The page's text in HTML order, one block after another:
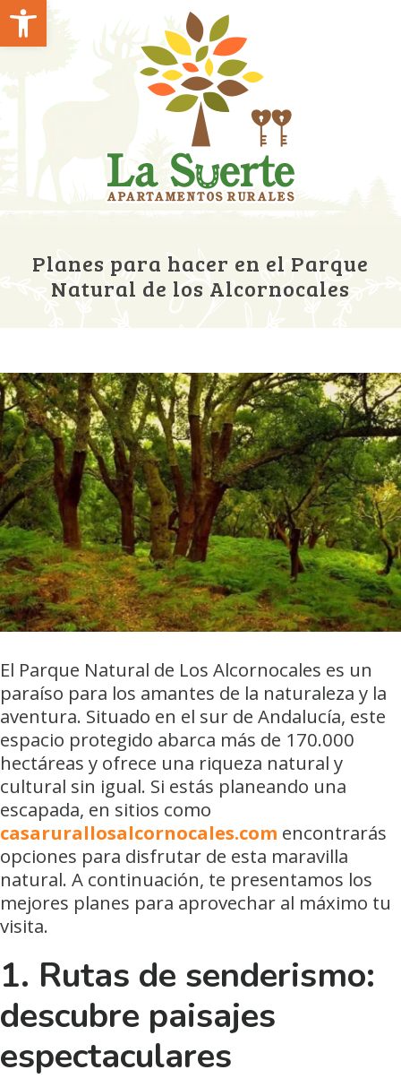
Planes para hacer en el Parque
Natural de los Alcornocales
El Parque Natural de Los Alcornocales es un
paraíso para los amantes de la naturaleza y la
aventura. Situado en el sur de Andalucía, este
espacio protegido abarca más de 170.000
hectáreas y ofrece una riqueza natural y
cultural sin igual. Si estás planeando una
escapada, en sitios como
casarurallosalcornocales.com encontrarás
opciones para disfrutar de esta maravilla
natural. A continuación, te presentamos los
mejores planes para aprovechar al máximo tu
visita.
1. Rutas de senderismo:
descubre paisajes
espectaculares